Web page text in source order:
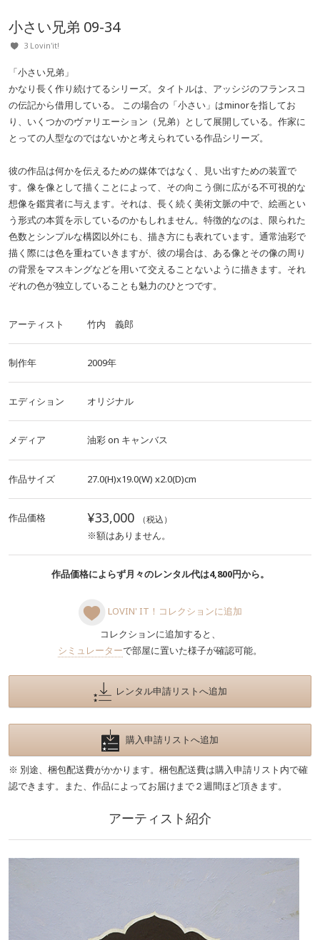
小さい兄弟 09-34
3 Lovin'it!
「小さい兄弟」
かなり長く作り続けてるシリーズ。タイトルは、アッシジのフランスコ
の伝記から借用している。 この場合の「小さい」はminorを指してお
り、いくつかのヴァリエーション（兄弟）として展開している。作家に
とっての人型なのではないかと考えられている作品シリーズ。
彼の作品は何かを伝えるための媒体ではなく、見い出すための装置で
す。像を像として描くことによって、その向こう側に広がる不可視的な
想像を鑑賞者に与えます。それは、長く続く美術文脈の中で、絵画とい
う形式の本質を示しているのかもしれません。特徴的なのは、限られた
色数とシンプルな構図以外にも、描き方にも表れています。通常油彩で
描く際には色を重ねていきますが、彼の場合は、ある像とその像の周り
の背景をマスキングなどを用いて交えることないように描きます。それ
ぞれの色が独立していることも魅力のひとつです。
アーティスト 竹内 義郎
制作年 2009年
エディション オリジナル
メディア 油彩on キャンバス
作品サイズ 27.0(H)x19.0(W) x2.0(D)cm
作品価格 ¥33,000 （税込）
※額はありません。
作品価格によらず月々のレンタル代は4,800円から。
LOVIN' IT！コレクションに追加
コレクションに追加すると、
シミュレーターで部屋に置いた様子が確認可能。
レンタル申請リストへ追加
購入申請リストへ追加
※ 別途、梱包配送費がかかります。梱包配送費は購入申請リスト内で確
認できます。また、作品によってお届けまで２週間ほど頂きます。
アーティスト紹介